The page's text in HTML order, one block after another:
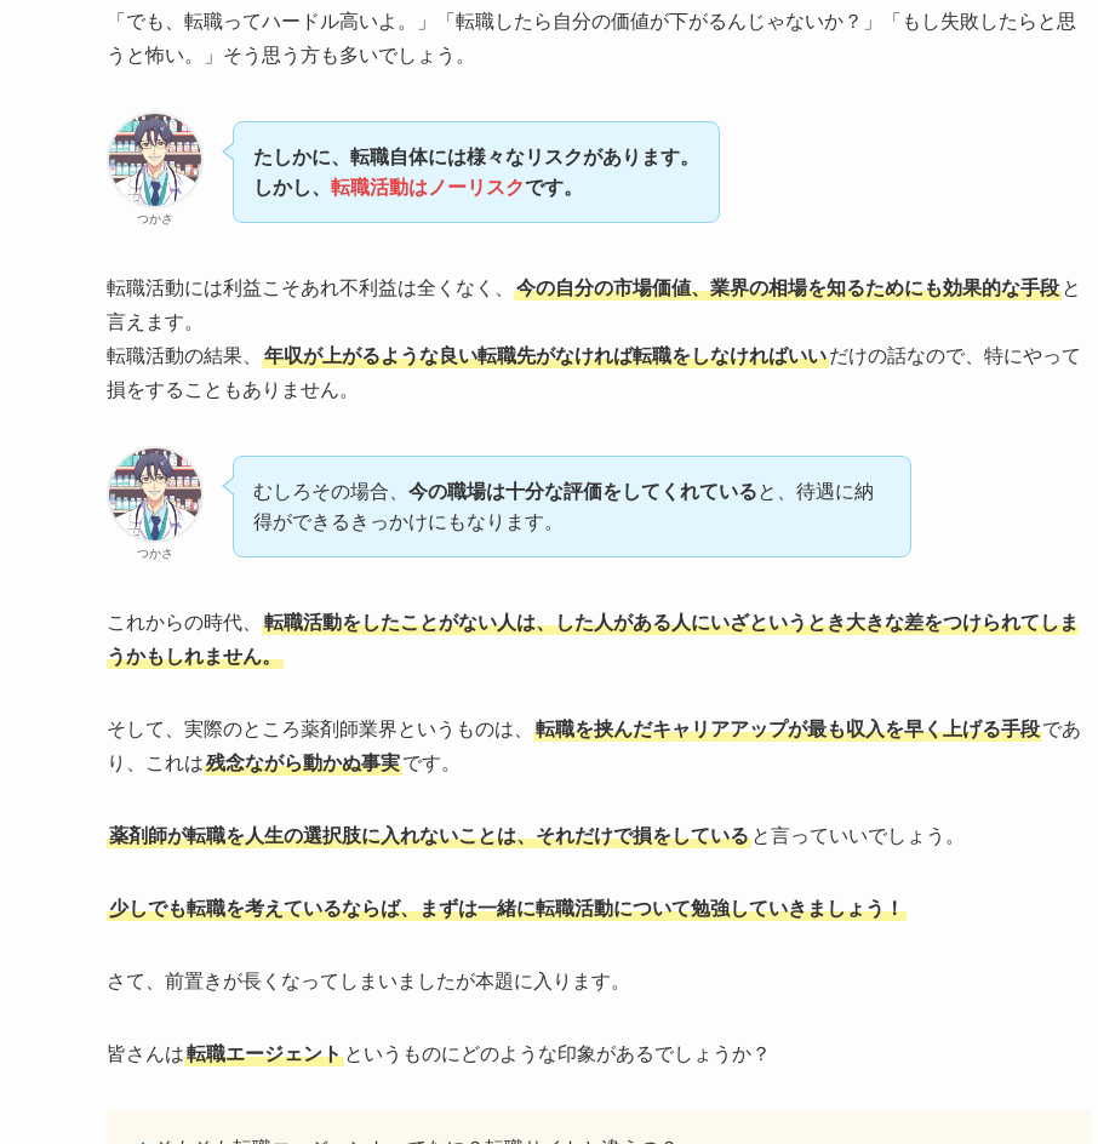
「でも、転職ってハードル高いよ。」「転職したら自分の価値が下がるんじゃないか？」「もし失敗したらと思
うと怖い。」そう思う方も多いでしょう。
つかさ
たしかに、転職自体には様々なリスクがあります。
しかし、 転職活動はノーリスクです。
転職活動には利益こそあれ不利益は全くなく、 今の自分の市場価値、業界の相場を知るためにも効果的な手段 と
言えます。
転職活動の結果、
年収が上がるような良い転職先がなければ転職をしなければいいだけの話なので、特にやって
損をすることもありません。
つかさ
むしろその場合、 今の職場は十分な評価をしてくれていると、待遇に納
得ができるきっかけにもなります。
これからの時代、
転職活動をしたことがない人は、した人がある人にいざというとき大きな差をつけられてしま
うかもしれません。
そして、実際のところ薬剤師業界というものは、 転職を挟んだキャリアアップが最も収入を早く上げる手段であ
り、これは残念ながら動かぬ事実です。
薬剤師が転職を人生の選択肢に入れないことは、それだけで損をしている と言っていいでしょう。
少しでも転職を考えているならば、まずは一緒に転職活動について勉強していきましょう！
さて、前置きが長くなってしまいましたが本題に入ります。
皆さんは転職エージェント というものにどのような印象があるでしょうか？